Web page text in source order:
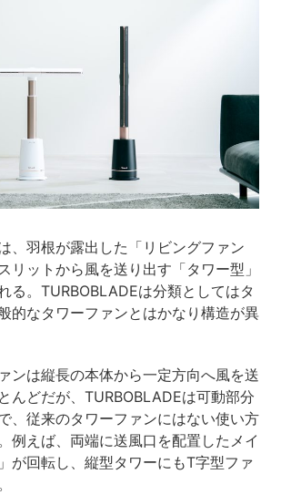
、羽根が露出した「リビングファン
リットから風を送り出す「タワー型」
る。TURBOBLADEは分類としてはタ
的なタワーファンとはかなり構造が異
ンは縦長の本体から一定方向へ風を送
んどだが、TURBOBLADEは可動部分
、従来のタワーファンにはない使い方
例えば、両端に送風口を配置したメイ
が回転し、縦型タワーにもT字型ファ